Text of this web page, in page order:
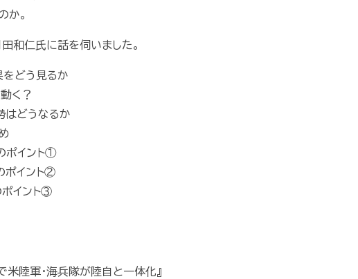
か。
和仁氏に話を伺いました。
どう見るか
く？
どうなるか
イント①
イント②
イント③
陸軍・海兵隊が陸自と一体化』